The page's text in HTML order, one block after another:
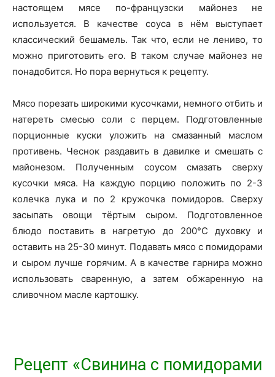
настоящем мясе по-французски майонез не
используется. В качестве соуса в нём выступает
классический бешамель. Так что, если не лениво, то
можно приготовить его. В таком случае майонез не
понадобится. Но пора вернуться к рецепту.
Мясо порезать широкими кусочками, немного отбить и
натереть смесью соли с перцем. Подготовленные
порционные куски уложить на смазанный маслом
противень. Чеснок раздавить в давилке и смешать с
майонезом. Полученным соусом смазать сверху
кусочки мяса. На каждую порцию положить по 2-3
колечка лука и по 2 кружочка помидоров. Сверху
засыпать овощи тёртым сыром. Подготовленное
блюдо поставить в нагретую до 200°C духовку и
оставить на 25-30 минут. Подавать мясо с помидорами
и сыром лучше горячим. А в качестве гарнира можно
использовать сваренную, а затем обжаренную на
сливочном масле картошку.
Рецепт «Свинина с помидорами